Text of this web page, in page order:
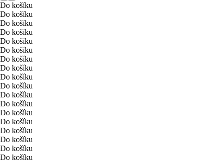
Do košíku
Do košíku
Do košíku
Do košíku
Do košíku
Do košíku
Do košíku
Do košíku
Do košíku
Do košíku
Do košíku
Do košíku
Do košíku
Do košíku
Do košíku
Do košíku
Do košíku
Do košíku